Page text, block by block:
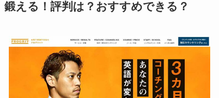
鍛える！評判は？おすすめできる？